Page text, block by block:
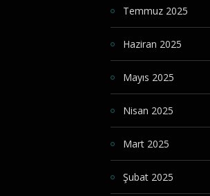
Temmuz 2025
Haziran 2025
Mayıs 2025
Nisan 2025
Mart 2025
Şubat 2025